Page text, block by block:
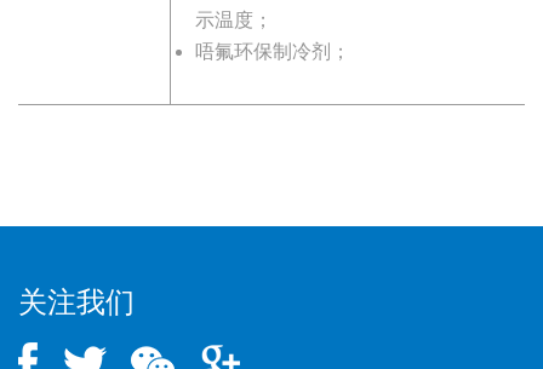
示温度；
唔氟环保制冷剂；
关注我们